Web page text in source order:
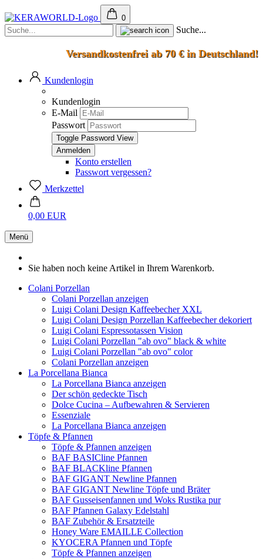
0
Suche...
Versandkostenfrei ab 70 € in Deutschland!
Kundenlogin
Kundenlogin
E-Mail
Passwort
Toggle Password View
Konto erstellen
Passwort vergessen?
Merkzettel
0,00 EUR
Menü
Sie haben noch keine Artikel in Ihrem Warenkorb.
Colani Porzellan
Colani Porzellan anzeigen
Luigi Colani Design Kaffeebecher XXL
Luigi Colani Design Porzellan Kaffeebecher dekoriert
Luigi Colani Espressotassen Vision
Luigi Colani Porzellan "ab ovo" black & white
Luigi Colani Porzellan "ab ovo" color
Colani Porzellan anzeigen
La Porcellana Bianca
La Porcellana Bianca anzeigen
Der schön gedeckte Tisch
Dolce Cucina – Aufbewahren & Servieren
Essenziale
La Porcellana Bianca anzeigen
Töpfe & Pfannen
Töpfe & Pfannen anzeigen
BAF BASICline Pfannen
BAF BLACKline Pfannen
BAF GIGANT Newline Pfannen
BAF GIGANT Newline Töpfe und Bräter
BAF Gusseisenfannen und Woks Rustika pur
BAF Pfannen Galaxy Edelstahl
BAF Zubehör & Ersatzteile
Honey Ware EMAILLE Collection
KYOCERA Pfannen und Töpfe
Töpfe & Pfannen anzeigen